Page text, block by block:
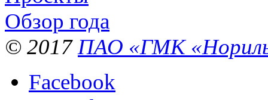
Обзор года
© 2017 ПАО «ГМК
Facebook